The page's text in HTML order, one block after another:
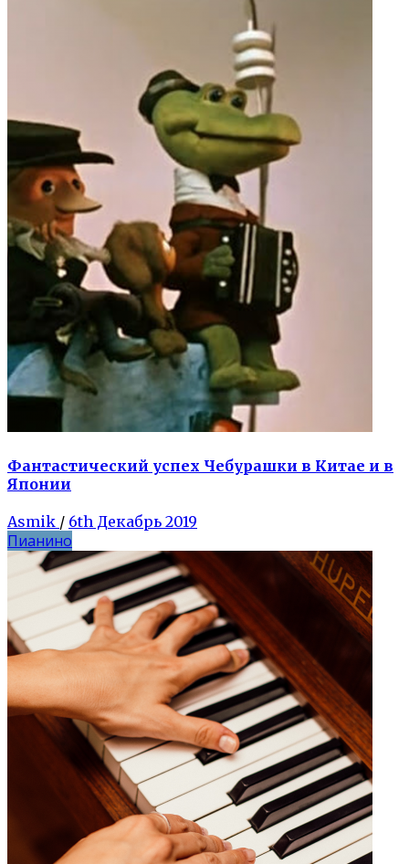
Фантастический успех Чебурашки в Китае и в
Японии
Asmik / 6th Декабрь 2019
Пианино